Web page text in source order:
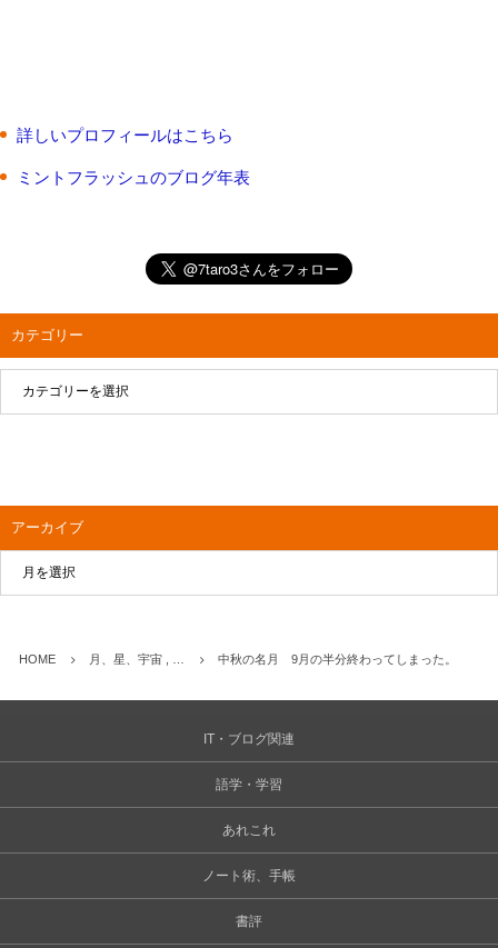
詳しいプロフィールはこちら
ミントフラッシュのブログ年表
カテゴリー
アーカイブ
HOME 月、星、宇宙 , … 中秋の名月 9月の半分終わってしまった。
IT・ブログ関連
語学・学習
あれこれ
ノート術、手帳
書評